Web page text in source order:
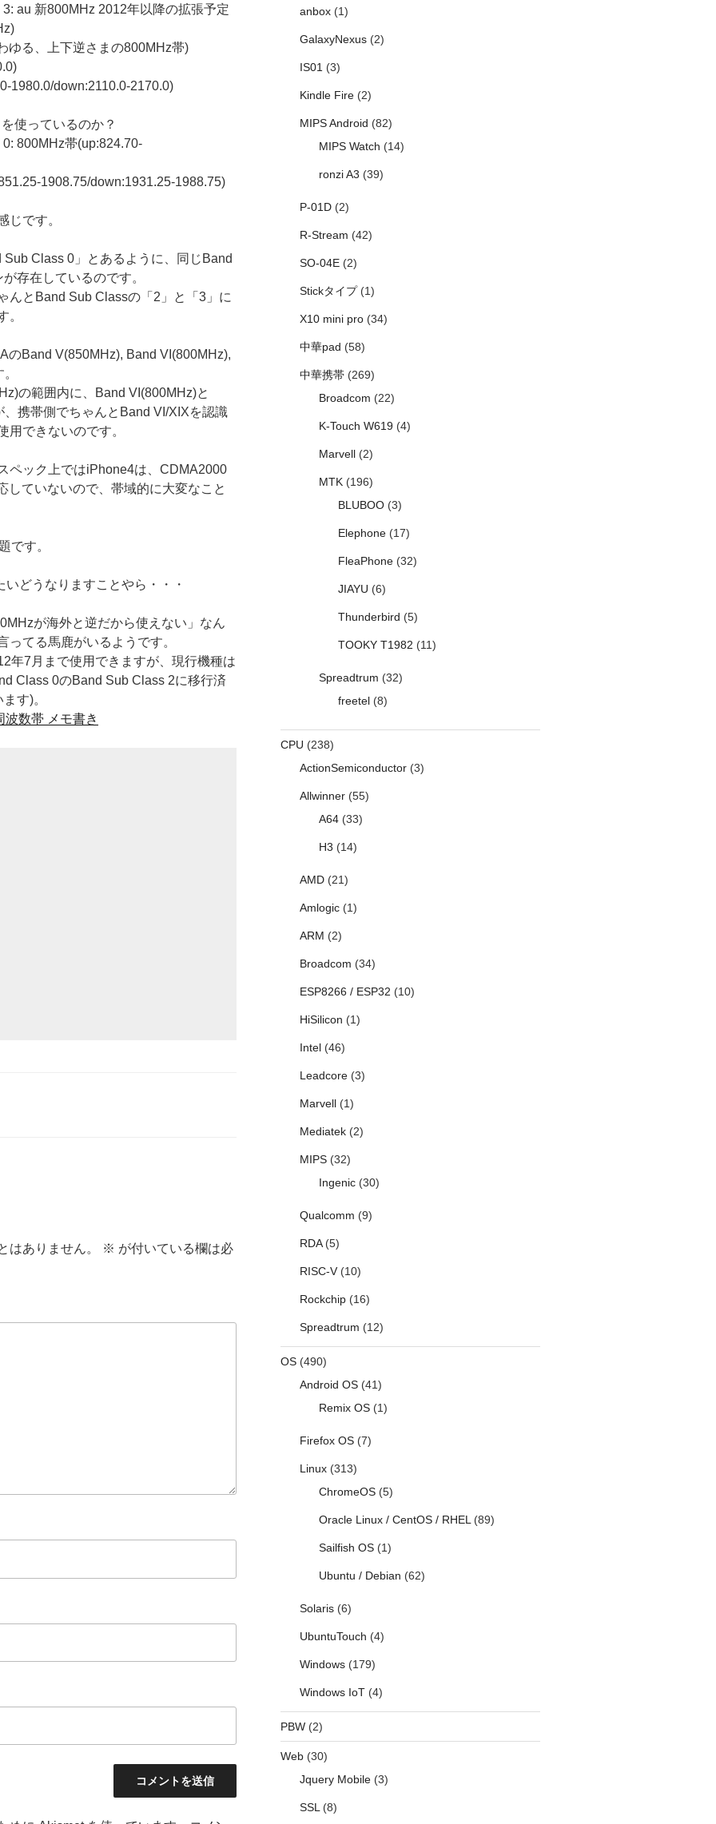
au 新800MHz 2012年以降の拡張予定
ゆる、上下逆さまの800MHz帯)
1980.0/down:2110.0-2170.0)
使っているのか？
800MHz帯(up:824.70-
1908.75/down:1931.25-1988.75)
じです。
Class 0」とあるように、同じBand
存在しているのです。
んとBand Sub Classの「2」と「3」に
。
のBand V(850MHz), Band VI(800MHz),
の範囲内に、Band VI(800MHz)と
携帯側でちゃんとBand VI/XIXを認識
用できないのです。
ペック上ではiPhone4は、CDMA2000
していないので、帯域的に大変なこと
です。
どうなりますことやら・・・
が海外と逆だから使えない」なん
ってる馬鹿がいるようです。
年7月まで使用できますが、現行機種は
Class 0のBand Sub Class 2に移行済
す)。
数帯 メモ書き
はありません。 ※ が付いている欄は必
anbox(1)
GalaxyNexus(2)
IS01(3)
Kindle Fire(2)
MIPS Android (82)
MIPS Watch (14)
ronzi A3 (39)
P-01D(2)
R-Stream (42)
SO-04E(2)
Stickタイプ(1)
X10 mini pro(34)
中華pad (58)
中華携帯(269)
Broadcom (22)
K-Touch W619(4)
Marvell(2)
MTK(196)
BLUBOO(3)
Elephone(17)
FleaPhone(32)
JIAYU (6)
Thunderbird (5)
TOOKY T1982 (11)
Spreadtrum (32)
freetel(8)
CPU (238)
ActionSemiconductor(3)
Allwinner(55)
A64(33)
H3 (14)
AMD(21)
Amlogic(1)
ARM (2)
Broadcom (34)
ESP8266 / ESP32 (10)
HiSilicon (1)
Intel(46)
Leadcore(3)
Marvell(1)
Mediatek(2)
MIPS(32)
Ingenic(30)
Qualcomm (9)
RDA(5)
RISC-V(10)
Rockchip(16)
Spreadtrum (12)
OS(490)
Android OS(41)
Remix OS(1)
Firefox OS(7)
Linux(313)
ChromeOS(5)
Oracle Linux / CentOS / RHEL(89)
Sailfish OS(1)
Ubuntu / Debian (62)
Solaris(6)
UbuntuTouch (4)
Windows(179)
Windows IoT(4)
PBW(2)
Web(30)
Jquery Mobile(3)
SSL(8)